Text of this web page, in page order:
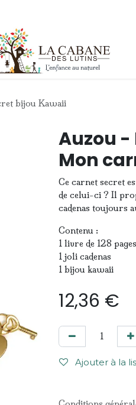
bijou Kawaii
Auzou
Mon
Ce carnet secret
de celui-ci ? Il
cadenas toujours
Contenu :
1 livre de 128 pages
1 joli cadenas
1 bijou kawaii
12,36 €
Ajouter à la